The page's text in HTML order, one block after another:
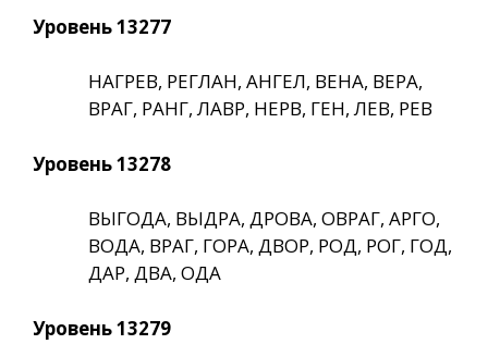
Уровень 13277
НАГРЕВ, РЕГЛАН, АНГЕЛ, ВЕНА, ВЕРА,
ВРАГ, РАНГ, ЛАВР, НЕРВ, ГЕН, ЛЕВ, РЕВ
Уровень 13278
ВЫГОДА, ВЫДРА, ДРОВА, ОВРАГ, АРГО,
ВОДА, ВРАГ, ГОРА, ДВОР, РОД, РОГ, ГОД,
ДАР, ДВА, ОДА
Уровень 13279